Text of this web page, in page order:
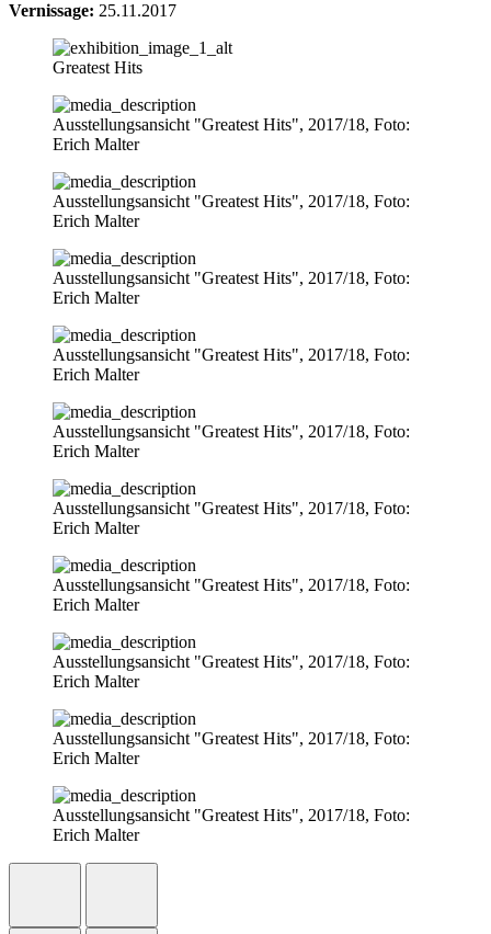
Vernissage: 25.11.2017
Greatest Hits
Ausstellungsansicht "Greatest Hits", 2017/18, Foto:
Erich Malter
Ausstellungsansicht "Greatest Hits", 2017/18, Foto:
Erich Malter
Ausstellungsansicht "Greatest Hits", 2017/18, Foto:
Erich Malter
Ausstellungsansicht "Greatest Hits", 2017/18, Foto:
Erich Malter
Ausstellungsansicht "Greatest Hits", 2017/18, Foto:
Erich Malter
Ausstellungsansicht "Greatest Hits", 2017/18, Foto:
Erich Malter
Ausstellungsansicht "Greatest Hits", 2017/18, Foto:
Erich Malter
Ausstellungsansicht "Greatest Hits", 2017/18, Foto:
Erich Malter
Ausstellungsansicht "Greatest Hits", 2017/18, Foto:
Erich Malter
Ausstellungsansicht "Greatest Hits", 2017/18, Foto:
Erich Malter